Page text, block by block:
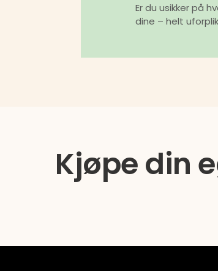
Er du usikker på
dine – helt
Kjøpe din